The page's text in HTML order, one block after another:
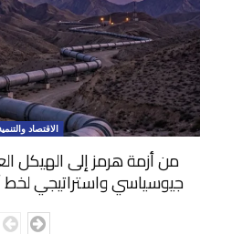
الاقتصاد
من أزمة هرمز إلى الهيكل
جيوسياسي واستراتيجي لخط